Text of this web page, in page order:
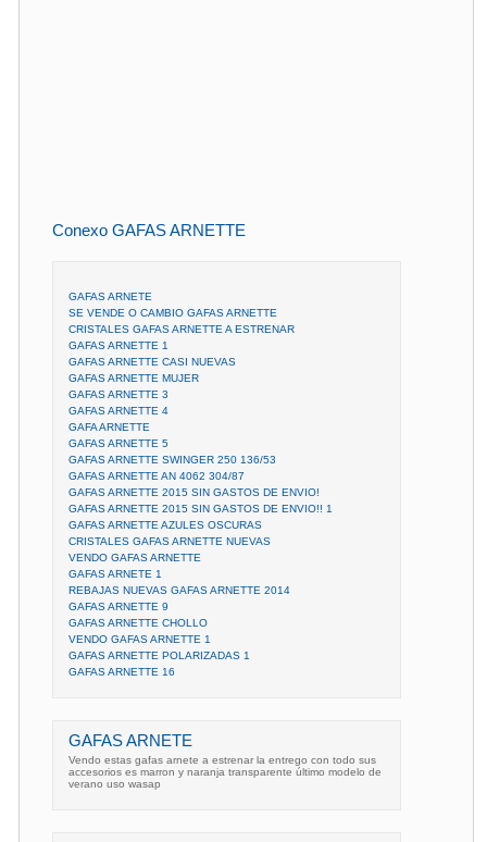
Conexo GAFAS ARNETTE
GAFAS ARNETE
SE VENDE O CAMBIO GAFAS ARNETTE
CRISTALES GAFAS ARNETTE A ESTRENAR
GAFAS ARNETTE 1
GAFAS ARNETTE CASI NUEVAS
GAFAS ARNETTE MUJER
GAFAS ARNETTE 3
GAFAS ARNETTE 4
GAFA ARNETTE
GAFAS ARNETTE 5
GAFAS ARNETTE SWINGER 250 136/53
GAFAS ARNETTE AN 4062 304/87
GAFAS ARNETTE 2015 SIN GASTOS DE ENVIO!
GAFAS ARNETTE 2015 SIN GASTOS DE ENVIO!! 1
GAFAS ARNETTE AZULES OSCURAS
CRISTALES GAFAS ARNETTE NUEVAS
VENDO GAFAS ARNETTE
GAFAS ARNETE 1
REBAJAS NUEVAS GAFAS ARNETTE 2014
GAFAS ARNETTE 9
GAFAS ARNETTE CHOLLO
VENDO GAFAS ARNETTE 1
GAFAS ARNETTE POLARIZADAS 1
GAFAS ARNETTE 16
GAFAS ARNETE
Vendo estas gafas arnete a estrenar la entrego con todo sus
accesorios es marron y naranja transparente último modelo de
verano uso wasap